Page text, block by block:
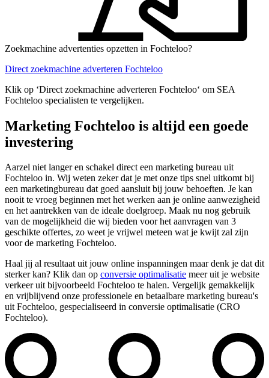
Zoekmachine advertenties opzetten in Fochteloo?
Direct zoekmachine adverteren Fochteloo
Klik op ‘Direct zoekmachine adverteren Fochteloo‘ om SEA
Fochteloo specialisten te vergelijken.
Marketing Fochteloo is altijd een goede
investering
Aarzel niet langer en schakel direct een marketing bureau uit
Fochteloo in. Wij weten zeker dat je met onze tips snel uitkomt bij
een marketingbureau dat goed aansluit bij jouw behoeften. Je kan
nooit te vroeg beginnen met het werken aan je online aanwezigheid
en het aantrekken van de ideale doelgroep. Maak nu nog gebruik
van de mogelijkheid die wij bieden voor het aanvragen van 3
geschikte offertes, zo weet je vrijwel meteen wat je kwijt zal zijn
voor de marketing Fochteloo.
Haal jij al resultaat uit jouw online inspanningen maar denk je dat dit
sterker kan? Klik dan op conversie optimalisatie meer uit je website
verkeer uit bijvoorbeeld Fochteloo te halen. Vergelijk gemakkelijk
en vrijblijvend onze professionele en betaalbare marketing bureau's
uit Fochteloo, gespecialiseerd in conversie optimalisatie (CRO
Fochteloo).